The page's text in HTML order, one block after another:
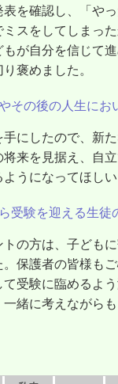
を確認し、「や
スをしてしまっ
が自分を信じて
褒めました。
その後の人生に
にしたので、新
来を見据え、自
うになってほしい
受験を迎える生徒
の方は、子ども
保護者の皆様も
受験に臨めるよ
緒に考えながら